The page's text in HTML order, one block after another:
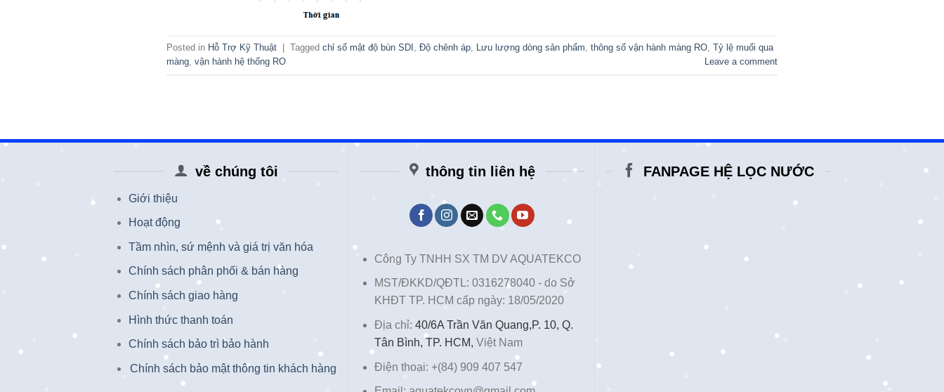
Posted in Hỗ Trợ Kỹ Thuật Tagged chỉ số mật độ bùn SDI Độ chênh áp Lưu lượng dòng sản phẩm thông số vận hành màng RO Tỷ lệ muối qua
màng vận hành hệ thống RO Leave a comment
về chúng tôi
Giới thiệu
Hoạt động
Tầm nhìn, sứ mệnh và giá trị văn hóa
Chính sách phân phối & bán hàng
Chính sách giao hàng
Hình thức thanh toán
Chính sách bảo trì bảo hành
Chính sách bảo mật thông tin khách hàng
thông tin liên hệ
Công Ty TNHH SX TM DV AQUATEKCO
MST/ĐKKD/QĐTL: 0316278040 - do Sở
KHĐT TP. HCM cấp ngày: 18/05/2020
Địa chỉ: 40/6A Trần Văn Quang,P. 10, Q.
Tân Bình, TP. HCM, Việt Nam
Điện thoại: +(84) 909 407 547
FANPAGE HỆ LỌC NƯỚC